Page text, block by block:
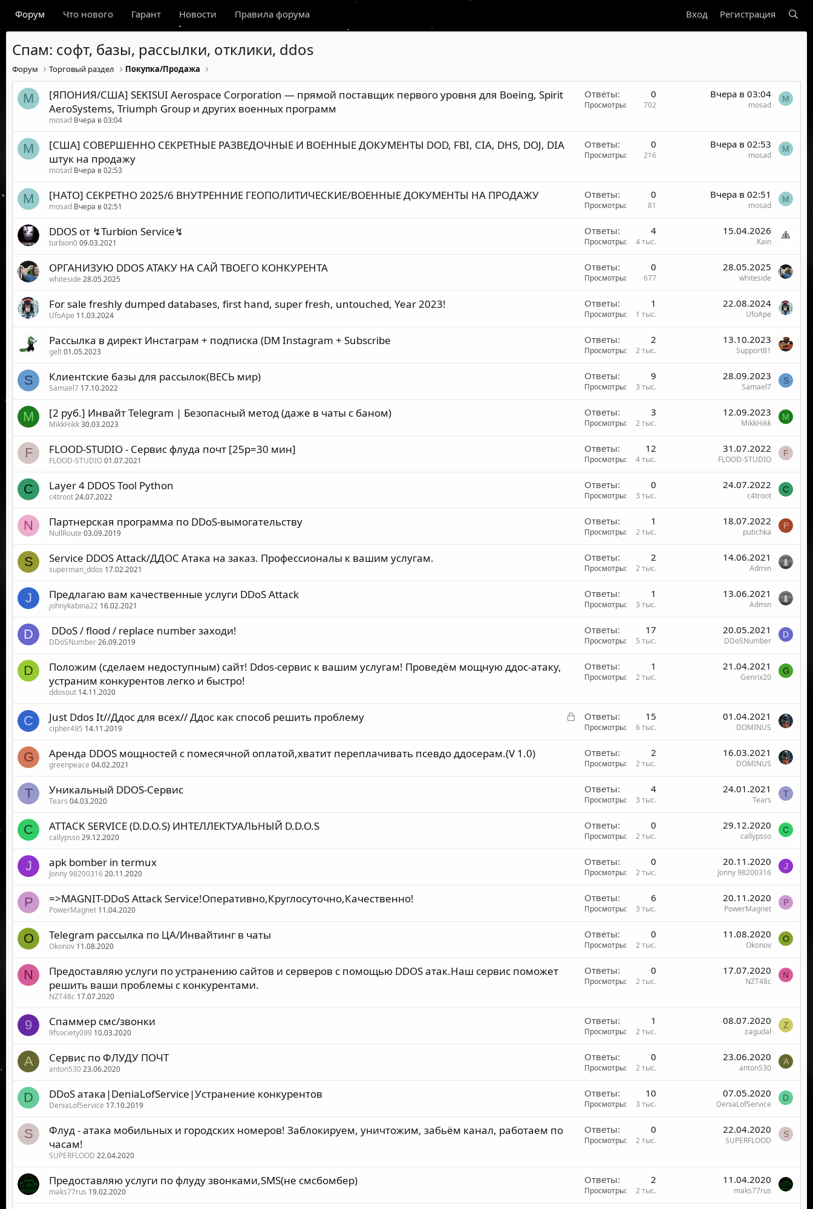
Форум Что нового Гарант Новости Правила форума Вход Регистрация
Спам: софт, базы, рассылки, отклики, ddos
Форум Торговый раздел Покупка/Продажа
M
[ЯПОНИЯ/США] SEKISUI Aerospace Corporation — прямой поставщик первого уровня для Boeing, Spirit
AeroSystems, Triumph Group и других военных программ
mosad Вчера в 03:04
Ответы 0
Просмотры 702
Вчера в 03:04
mosad
M
M
[США] СОВЕРШЕННО СЕКРЕТНЫЕ РАЗВЕДОЧНЫЕ И ВОЕННЫЕ ДОКУМЕНТЫ DOD, FBI, CIA, DHS, DOJ, DIA
штук на продажу
mosad Вчера в 02:53
Ответы 0
Просмотры 216
Вчера в 02:53
mosad
M
M [НАТО] СЕКРЕТНО 2025/6 ВНУТРЕННИЕ ГЕОПОЛИТИЧЕСКИЕ/ВОЕННЫЕ ДОКУМЕНТЫ НА ПРОДАЖУ
mosad Вчера в 02:51
Ответы 0
Просмотры 81
Вчера в 02:51
mosad
M
DDOS от ↯Turbion Service↯
turbion009.03.2021
Ответы 4
Просмотры 4 тыс.
15.04.2026
Kain
ОРГАНИЗУЮ DDOS АТАКУ НА САЙ ТВОЕГО КОНКУРЕНТА
whiteside 28.05.2025
Ответы 0
Просмотры 677
28.05.2025
whiteside
For sale freshly dumped databases, first hand, super fresh, untouched, Year 2023!
UfoApe 11.03.2024
Ответы 1
Просмотры 1 тыс.
22.08.2024
UfoApe
Рассылка в директ Инстаграм + подписка (DM Instagram + Subscribe
gelt01.05.2023
Ответы 2
Просмотры 2 тыс.
13.10.2023
Support81
S Клиентские базы для рассылок(ВЕСЬ мир)
Samael7 17.10.2022
Ответы 9
Просмотры 3 тыс.
28.09.2023
Samael7
S
M [2 руб.] Инвайт Telegram | Безопасный метод (даже в чаты с баном)
MikkHikk30.03.2023
Ответы 3
Просмотры 2 тыс.
12.09.2023
MikkHikk
M
F FLOOD-STUDIO - Сервис флуда почт [25р=30 мин]
FLOOD-STUDIO01.07.2021
Ответы 12
Просмотры 4 тыс.
31.07.2022
FLOOD-STUDIO
F
C Layer 4 DDOS Tool Python
c4troot24.07.2022
Ответы 0
Просмотры 3 тыс.
24.07.2022
c4troot
C
N Партнерская программа по DDoS-вымогательству
NullRoute 03.09.2019
Ответы 1
Просмотры 2 тыс.
18.07.2022
putichka
P
S Service DDOS Attack/ДДОС Атака на заказ. Профессионалы к вашим услугам.
superman_ddos 17.02.2021
Ответы 2
Просмотры 2 тыс.
14.06.2021
Admin
J Предлагаю вам качественные услуги DDoS Attack
johnykabina22 16.02.2021
Ответы 1
Просмотры 3 тыс.
13.06.2021
Admin
D ⁣ DDoS / flood / replace number заходи!
DDoSNumber26.09.2019
Ответы 17
Просмотры 5 тыс.
20.05.2021
DDoSNumber
D
D
Положим (сделаем недоступным) сайт! Ddos-сервис к вашим услугам! Проведём мощную ддос-атаку,
устраним конкурентов легко и быстро!
ddosout 14.11.2020
Ответы 1
Просмотры 2 тыс.
21.04.2021
Genrix20
G
C
З
Just Ddos It//Ддос для всех// Ддос как способ решить проблему
cipher495 14.11.2019
Ответы 15
Просмотры 6 тыс.
01.04.2021
DOMINUS
G Аренда DDOS мощностей с помесячной оплатой,хватит переплачивать псевдо ддосерам.(V 1.0)
greenpeace 04.02.2021
Ответы 2
Просмотры 2 тыс.
16.03.2021
DOMINUS
T Уникальный DDOS-Сервис
Tears 04.03.2020
Ответы 4
Просмотры 3 тыс.
24.01.2021
Tears
T
C ATTACK SERVICE (D.D.O.S) ИНТЕЛЛЕКТУАЛЬНЫЙ D.D.O.S
callypsso29.12.2020
Ответы 0
Просмотры 2 тыс.
29.12.2020
callypsso
C
J apk bomber in termux
Jonny 9820031620.11.2020
Ответы 0
Просмотры 2 тыс.
20.11.2020
Jonny 98200316
J
P =>MAGNIT-DDoS Attack Service!Оперативно,Круглосуточно,Качественно!
PowerMagnet 11.04.2020
Ответы 6
Просмотры 3 тыс.
20.11.2020
PowerMagnet
P
O Telegram рассылка по ЦА/Инвайтинг в чаты
Okonov 11.08.2020
Ответы 0
Просмотры 2 тыс.
11.08.2020
Okonov
O
N
Предоставляю услуги по устранению сайтов и серверов с помощью DDOS атак.Наш сервис поможет
решить ваши проблемы с конкурентами.
NZT48c 17.07.2020
Ответы 0
Просмотры 2 тыс.
17.07.2020
NZT48c
N
9 Спаммер смс/звонки
9fsociety099 10.03.2020
Ответы 1
Просмотры 2 тыс.
08.07.2020
zagudal
Z
A Сервис по ФЛУДУ ПОЧТ
anton53023.06.2020
Ответы 0
Просмотры 2 тыс.
23.06.2020
anton530
A
D DDoS атака|DeniaLofService|Устранение конкурентов
DeniaLofService 17.10.2019
Ответы 10
Просмотры 3 тыс.
07.05.2020
DeniaLofService
D
S
Флуд - атака мобильных и городских номеров! Заблокируем, уничтожим, забьём канал, работаем по
часам!
SUPERFLOOD 22.04.2020
Ответы 0
Просмотры 2 тыс.
22.04.2020
SUPERFLOOD
S
Предоставляю услуги по флуду звонками,SMS(не смсбомбер)
maks77rus 19.02.2020
Ответы 2
Просмотры 2 тыс.
11.04.2020
maks77rus